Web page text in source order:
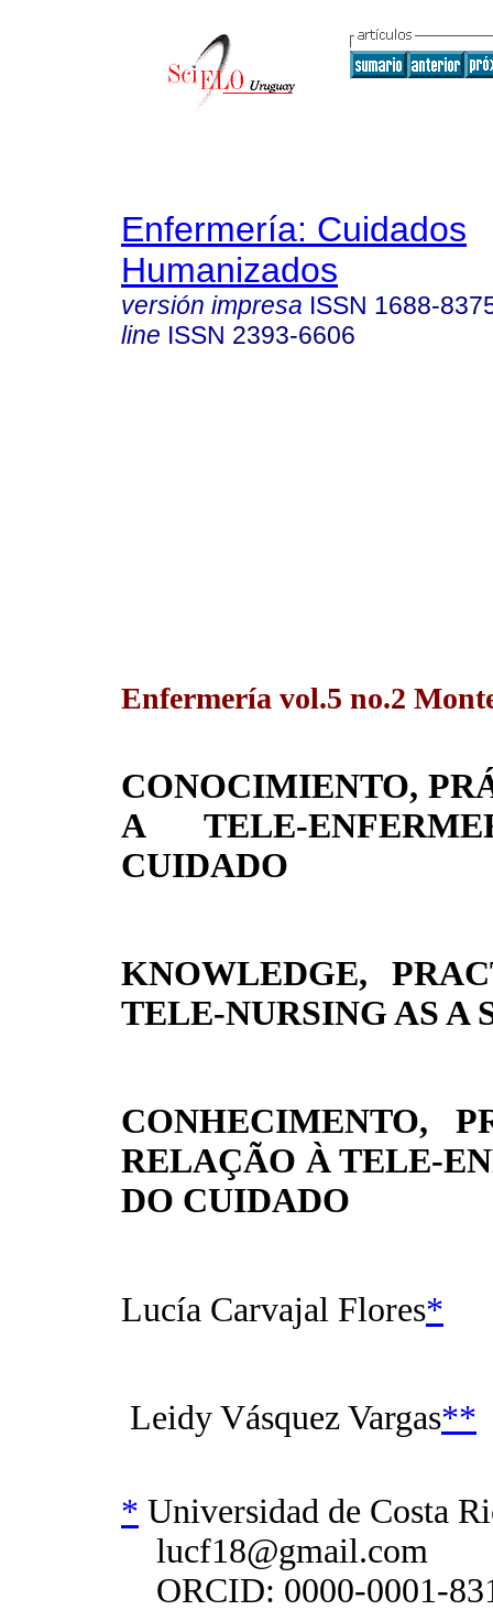
Enfermería: Cuidados
Humanizados
versión impresa ISSN 1688-
line ISSN 2393-6606
Enfermería vol.5 no.2
CONOCIMIENTO,
A TELE-
CUIDADO
KNOWLEDGE,
TELE-NURSING AS A
CONHECIMENTO,
RELAÇÃO À TELE-
DO CUIDADO
Lucía Carvajal Flores*
Leidy Vásquez Vargas**
* Universidad de Costa
lucf18@gmail.com
ORCID: 0000-0001-